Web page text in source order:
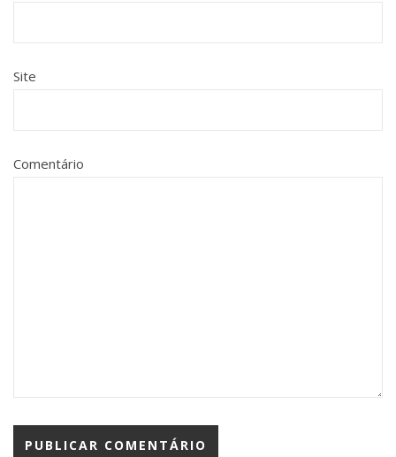
Site
Comentário